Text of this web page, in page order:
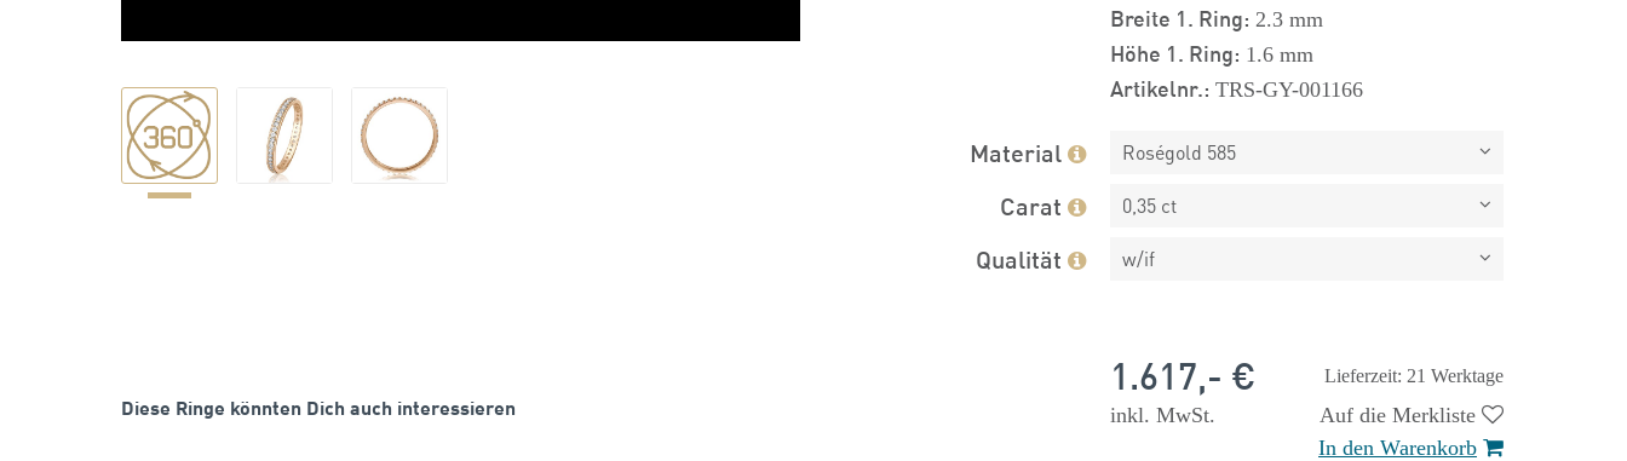
Diese Ringe könnten Dich auch interessieren
Breite 1. Ring: 2.3 mm
Höhe 1. Ring: 1.6 mm
Artikelnr.: TRS-GY-001166
Material Roségold 585
Carat 0,35 ct
Qualität w/if
Lieferzeit: 21 Werktage
1.617,- €
inkl. MwSt.
Auf die Merkliste
In den Warenkorb